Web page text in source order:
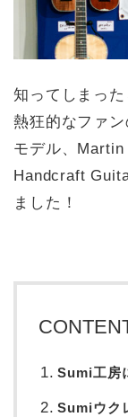
知ってしまっ
熱狂的なファ
モデル、
Handcraft
ました！
Sumi工房
Sumiウク